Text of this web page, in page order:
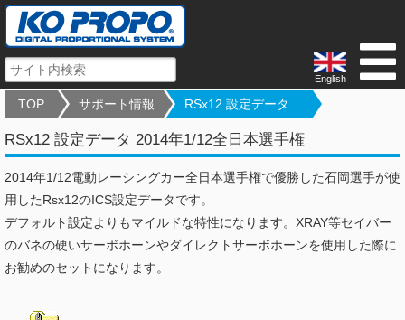
English
TOP サポート情報 RSx12 設定データ ...
RSx12 設定データ 2014年1/12全日本選手権
2014年1/12電動レーシングカー全日本選手権で優勝した石岡選手が使
用したRsx12のICS設定データです。
デフォルト設定よりもマイルドな特性になります。XRAY等セイバー
のバネの硬いサーボホーンやダイレクトサーボホーンを使用した際に
お勧めのセットになります。